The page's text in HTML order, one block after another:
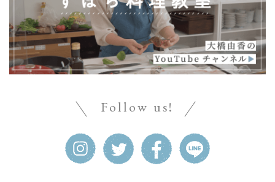
Follow us!